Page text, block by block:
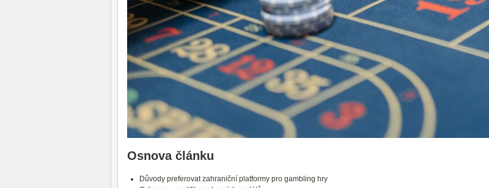
Osnova článku
Důvody preferovat zahraniční platformy pro gambling hry